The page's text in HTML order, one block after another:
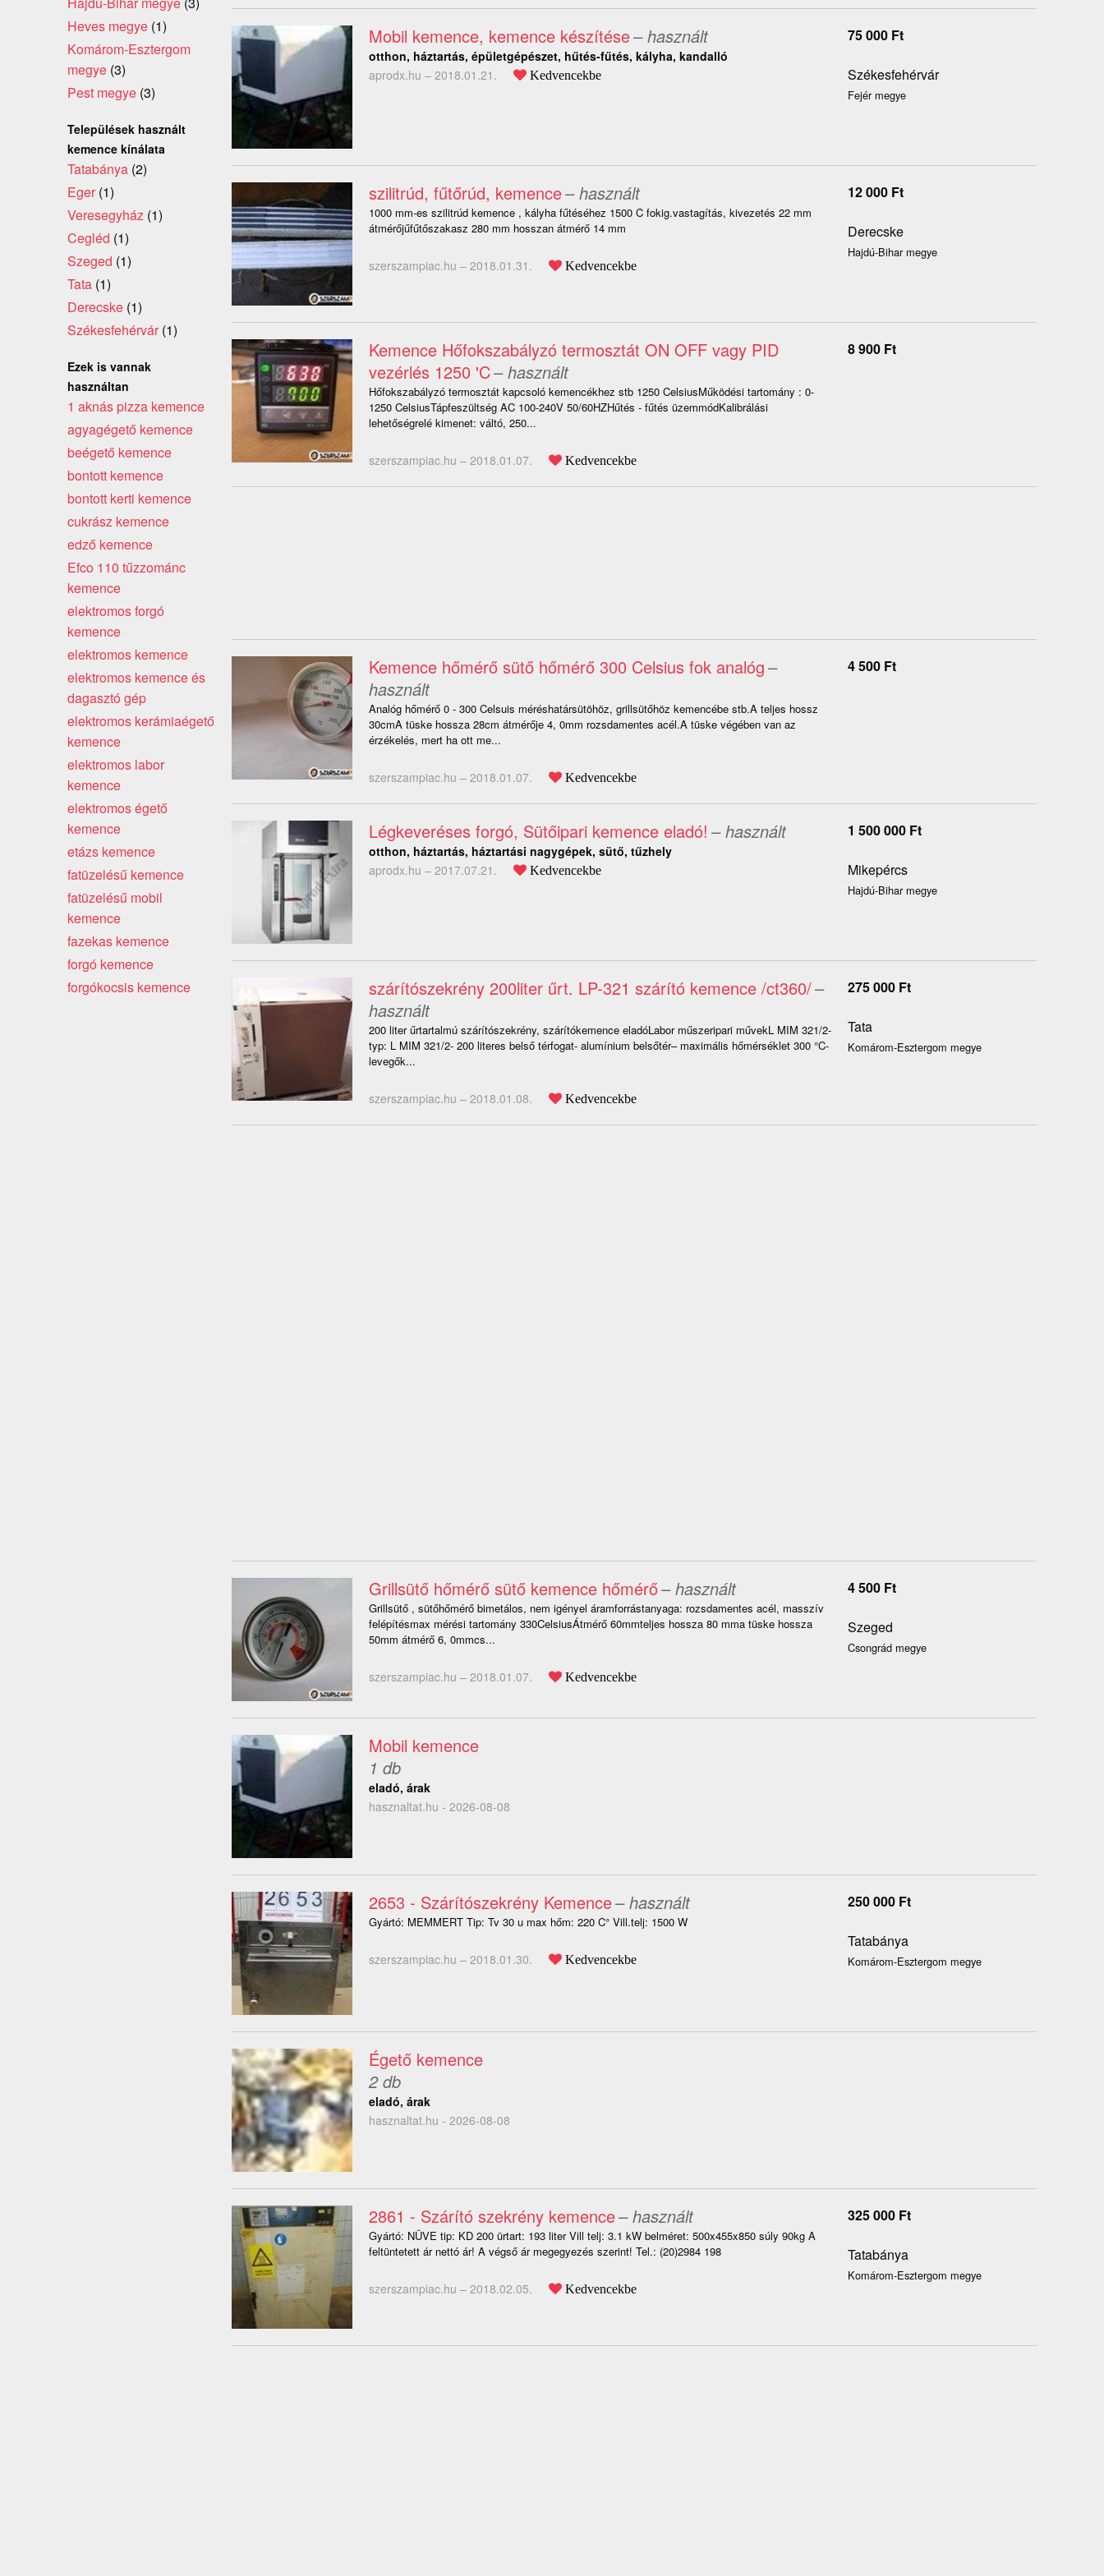
Mobil kemence, kemence készítése– használt
otthon, háztartás, épületgépészet, hűtés-fűtés, kályha, kandalló
aprodx.hu – 2018.01.21. Kedvencekbe
75 000 Ft
Székesfehérvár
Fejér megye
szilitrúd, fűtőrúd, kemence– használt
1000 mm-es szilitrúd kemence , kályha fűtéséhez 1500 C fokig.vastagítás, kivezetés 22 mm
átmérőjűfűtőszakasz 280 mm hosszan átmérő 14 mm
szerszampiac.hu – 2018.01.31. Kedvencekbe
12 000 Ft
Derecske
Hajdú-Bihar megye
Kemence Hőfokszabályzó termosztát ON OFF vagy PID
vezérlés 1250 'C– használt
Hőfokszabályzó termosztát kapcsoló kemencékhez stb 1250 CelsiusMűködési tartomány : 0-
1250 CelsiusTápfeszültség AC 100-240V 50/60HZHűtés - fűtés üzemmódKalibrálási
lehetőségrelé kimenet: váltó, 250...
szerszampiac.hu – 2018.01.07. Kedvencekbe
8 900 Ft
Kemence hőmérő sütő hőmérő 300 Celsius fok analóg–
használt
Analóg hőmérő 0 - 300 Celsuis méréshatársütöhöz, grillsütőhöz kemencébe stb.A teljes hossz
30cmA tüske hossza 28cm átmérője 4, 0mm rozsdamentes acél.A tüske végében van az
érzékelés, mert ha ott me...
szerszampiac.hu – 2018.01.07. Kedvencekbe
4 500 Ft
Légkeveréses forgó, Sütőipari kemence eladó! – használt
otthon, háztartás, háztartási nagygépek, sütő, tűzhely
aprodx.hu – 2017.07.21. Kedvencekbe
1 500 000 Ft
Mikepércs
Hajdú-Bihar megye
szárítószekrény 200liter űrt. LP-321 szárító kemence /ct360/–
használt
200 liter űrtartalmú szárítószekrény, szárítókemence eladóLabor műszeripari művekL MIM 321/2-
typ: L MIM 321/2- 200 literes belső térfogat- alumínium belsőtér– maximális hőmérséklet 300 °C-
levegők...
szerszampiac.hu – 2018.01.08. Kedvencekbe
275 000 Ft
Tata
Komárom-Esztergom megye
Grillsütő hőmérő sütő kemence hőmérő– használt
Grillsütő , sütőhőmérő bimetálos, nem igényel áramforrástanyaga: rozsdamentes acél, masszív
felépítésmax mérési tartomány 330CelsiusÁtmérő 60mmteljes hossza 80 mma tüske hossza
50mm átmérő 6, 0mmcs...
szerszampiac.hu – 2018.01.07. Kedvencekbe
4 500 Ft
Szeged
Csongrád megye
Mobil kemence
1 db
eladó, árak
hasznaltat.hu - 2026-08-08
2653 - Szárítószekrény Kemence– használt
Gyártó: MEMMERT Tip: Tv 30 u max hőm: 220 C° Vill.telj: 1500 W
szerszampiac.hu – 2018.01.30. Kedvencekbe
250 000 Ft
Tatabánya
Komárom-Esztergom megye
Égető kemence
2 db
eladó, árak
hasznaltat.hu - 2026-08-08
2861 - Szárító szekrény kemence– használt
Gyártó: NÜVE tip: KD 200 ürtart: 193 liter Vill telj: 3.1 kW belméret: 500x455x850 súly 90kg A
feltüntetett ár nettó ár! A végső ár megegyezés szerint! Tel.: (20)2984 198
szerszampiac.hu – 2018.02.05. Kedvencekbe
325 000 Ft
Tatabánya
Komárom-Esztergom megye
Heves megye (1)
Komárom-Esztergom
megye (3)
Pest megye (3)
Települések használt
kemence kínálata
Tatabánya (2)
Eger (1)
Veresegyház (1)
Cegléd (1)
Szeged (1)
Tata (1)
Derecske (1)
Székesfehérvár (1)
Ezek is vannak
használtan
1 aknás pizza kemence
agyagégető kemence
beégető kemence
bontott kemence
bontott kerti kemence
cukrász kemence
edző kemence
Efco 110 tűzzománc
kemence
elektromos forgó
kemence
elektromos kemence
elektromos kemence és
dagasztó gép
elektromos kerámiaégető
kemence
elektromos labor
kemence
elektromos égető
kemence
etázs kemence
fatüzelésű kemence
fatüzelésű mobil
kemence
fazekas kemence
forgó kemence
forgókocsis kemence